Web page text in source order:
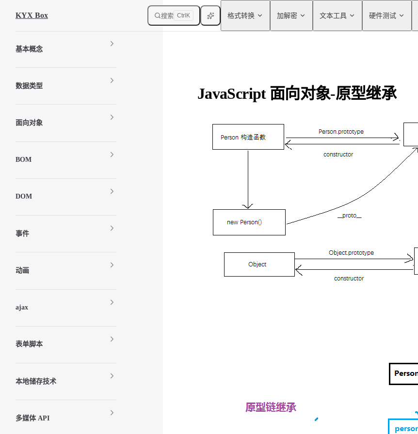
Skip to content
KYX Box 搜索 Ctrl K
Main Navigation
格式转换 加解密 文本工具 硬件测试
基本概念
数据类型
面向对象
BOM
DOM
事件
动画
ajax
表单脚本
本地储存技术
多媒体 API
JavaScript 面向对象-原型继承